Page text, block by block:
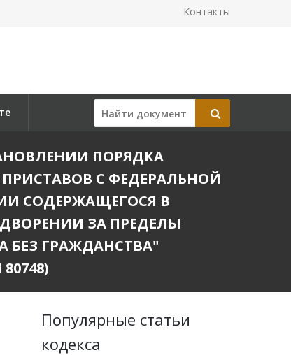
Контакты
ПОРЯДКА
С ФЕДЕРАЛЬНОЙ
СОДЕРЖАЩЕГОСЯ В
ЗА ПРЕДЕЛЫ
ГРАЖДАНСТВА"
Популярные статьи
кодекса